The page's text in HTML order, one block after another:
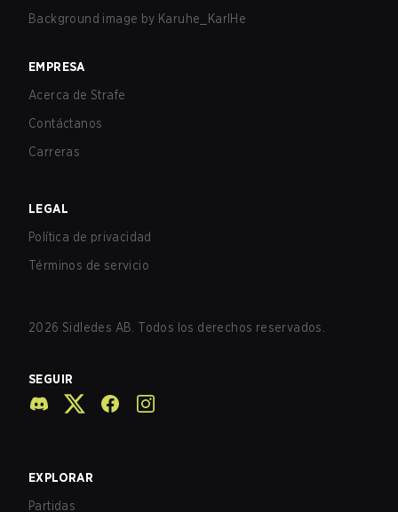
Background image by Karuhe_KarlHe
EMPRESA
Acerca de Strafe
Contáctanos
Carreras
LEGAL
Política de privacidad
Términos de servicio
2026 Sidledes AB. Todos los derechos reservados.
SEGUIR
EXPLORAR
Partidas